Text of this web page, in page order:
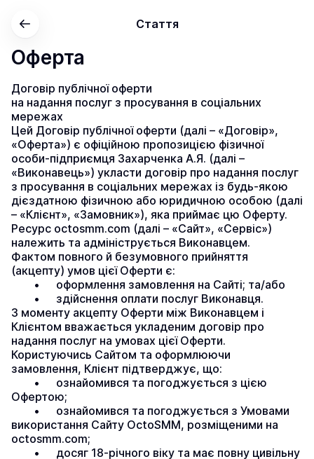
Стаття
Оферта
Договір публічної оферти
на надання послуг з просування в соціальних
мережах
Цей Договір публічної оферти (далі – «Договір»,
«Оферта») є офіційною пропозицією фізичної
особи-підприємця Захарченка А.Я. (далі –
«Виконавець») укласти договір про надання послуг
з просування в соціальних мережах із будь-якою
дієздатною фізичною або юридичною особою (далі
– «Клієнт», «Замовник»), яка приймає цю Оферту.
Ресурс octosmm.com (далі – «Сайт», «Сервіс»)
належить та адмініструється Виконавцем.
Фактом повного й безумовного прийняття
(акцепту) умов цієї Оферти є:
	•	оформлення замовлення на Сайті; та/або
	•	здійснення оплати послуг Виконавця.
З моменту акцепту Оферти між Виконавцем і
Клієнтом вважається укладеним договір про
надання послуг на умовах цієї Оферти.
Користуючись Сайтом та оформлюючи
замовлення, Клієнт підтверджує, що:
Офертою;
використання Сайту OctoSMM, розміщеними на
octosmm.com;